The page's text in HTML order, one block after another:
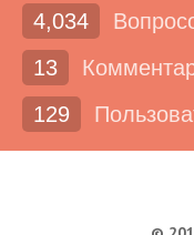
4,034
13
129